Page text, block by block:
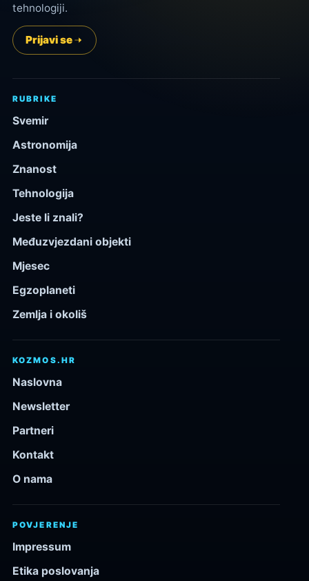
tehnologiji.
Prijavi se
RUBRIKE
Svemir
Astronomija
Znanost
Tehnologija
Jeste li znali?
Međuzvjezdani objekti
Mjesec
Egzoplaneti
Zemlja i okoliš
KOZMOS.HR
Naslovna
Newsletter
Partneri
Kontakt
O nama
POVJERENJE
Impressum
Etika poslovanja